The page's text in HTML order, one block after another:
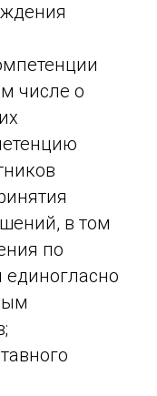
числе о
в том
по